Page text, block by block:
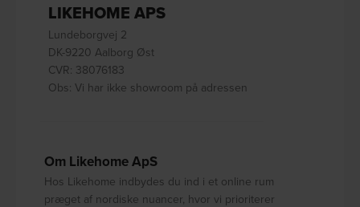
LIKEHOME APS
Lundeborgvej 2
DK-9220 Aalborg Øst
CVR: 38076183
Obs: Vi har ikke showroom på adressen
Om Likehome ApS
Hos Likehome indbydes du ind i et online rum
præget af nordiske nuancer, hvor vi prioriterer